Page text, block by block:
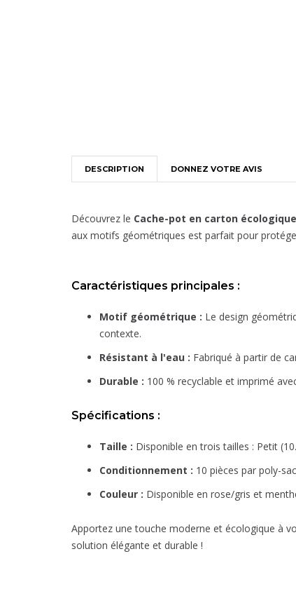
DESCRIPTION
Découvrez le Cache-pot en carton
aux motifs géométriques est parfait pour
Caractéristiques principales :
Motif géométrique : Le design
contexte.
Résistant à l'eau : Fabriqué à partir de
Durable : 100 % recyclable et imprimé
Spécifications :
Taille : Disponible en trois tailles : Petit
Conditionnement : 10 pièces par poly-
Couleur : Disponible en rose/gris et
Apportez une touche moderne et écologique à
solution élégante et durable !
DONNEZ VOTRE AVIS